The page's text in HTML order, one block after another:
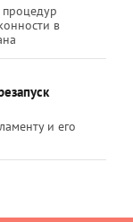
в
и его